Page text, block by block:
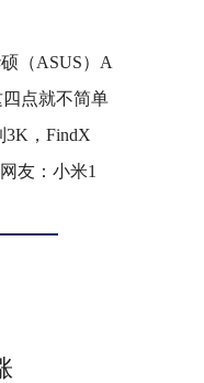
（ASUS）A
四点就不简单
3K，FindX
友：小米1